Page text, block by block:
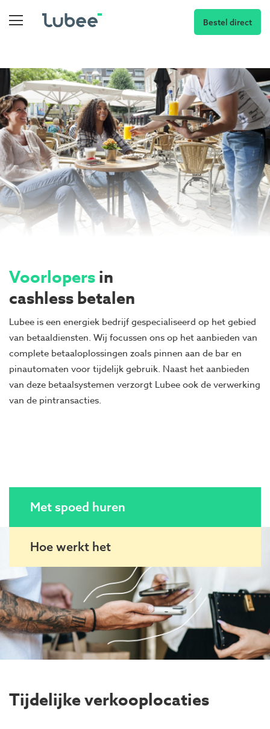
Bestel direct
Voorlopersin
cashless betalen
Lubee is een energiek bedrijf gespecialiseerd op het gebied
van betaaldiensten. Wij focussen ons op het aanbieden van
complete betaaloplossingen zoals pinnen aan de bar en
pinautomaten voor tijdelijk gebruik. Naast het aanbieden
van deze betaalsystemen verzorgt Lubee ook de verwerking
van de pintransacties.
Met spoed huren
Hoe werkt het
Tijdelijke verkooplocaties